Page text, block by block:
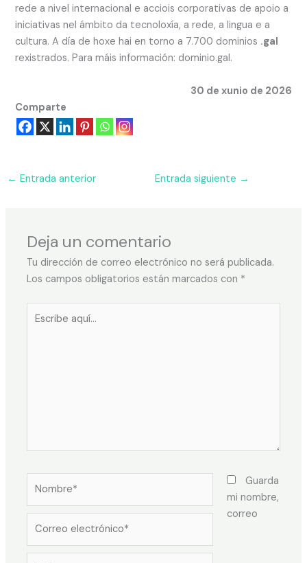
rede a nivel internacional e acciois corporativas de apoio a
iniciativas nel ámbito da tecnoloxía, a rede, a lingua e a
cultura. A día de hoxe hai en torno a 7.700 dominios .gal
rexistrados. Para máis información: dominio.gal.
30 de xunio de 2026
Comparte
← Entrada anterior Entrada siguiente →
Deja un comentario
Tu dirección de correo electrónico no será publicada.
Los campos obligatorios están marcados con *
Guarda
mi nombre,
correo